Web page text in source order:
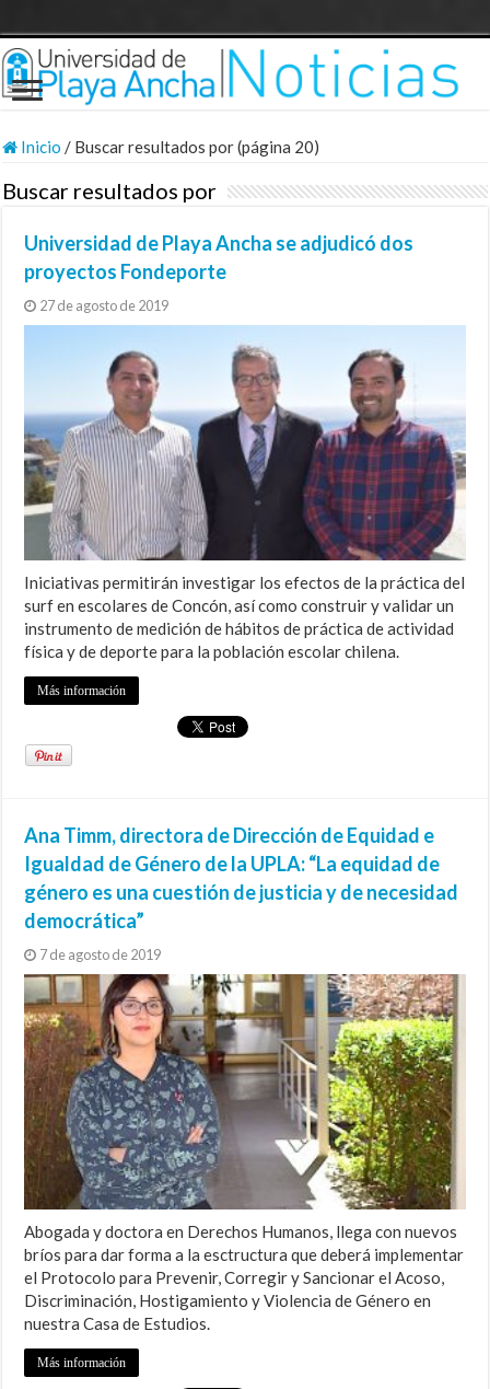
Inicio / Buscar resultados por (página 20)
Buscar resultados por
Universidad de Playa Ancha se adjudicó dos
proyectos Fondeporte
27 de agosto de 2019
Iniciativas permitirán investigar los efectos de la práctica del
surf en escolares de Concón, así como construir y validar un
instrumento de medición de hábitos de práctica de actividad
física y de deporte para la población escolar chilena.
Más información
Ana Timm, directora de Dirección de Equidad e
Igualdad de Género de la UPLA: “La equidad de
género es una cuestión de justicia y de necesidad
democrática”
7 de agosto de 2019
Abogada y doctora en Derechos Humanos, llega con nuevos
bríos para dar forma a la esctructura que deberá implementar
el Protocolo para Prevenir, Corregir y Sancionar el Acoso,
Discriminación, Hostigamiento y Violencia de Género en
nuestra Casa de Estudios.
Más información